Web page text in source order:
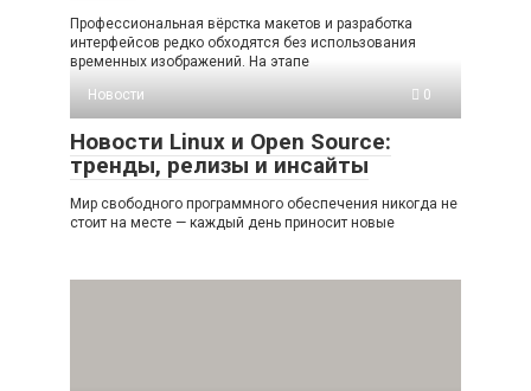
Профессиональная вёрстка макетов и разработка
интерфейсов редко обходятся без использования
временных изображений. На этапе
Новости
0
Новости Linux и Open Source:
тренды, релизы и инсайты
Мир свободного программного обеспечения никогда не
стоит на месте — каждый день приносит новые